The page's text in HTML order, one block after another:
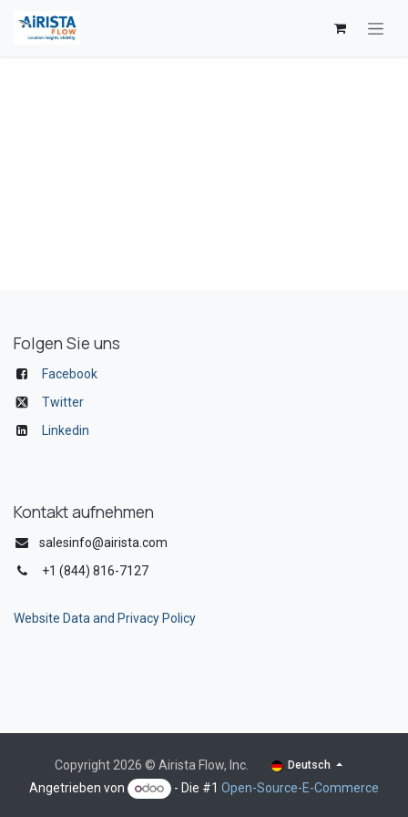
Folgen Sie uns
Facebook
Twitter
Linkedin
Kontakt aufnehmen
salesinfo@airista.com
+1 (844) 816-7127
Website Data and Privacy Policy
Copyright 2026 © Airista Flow, Inc. Deutsch
Angetrieben von - Die #1Open-Source-E-Commerce